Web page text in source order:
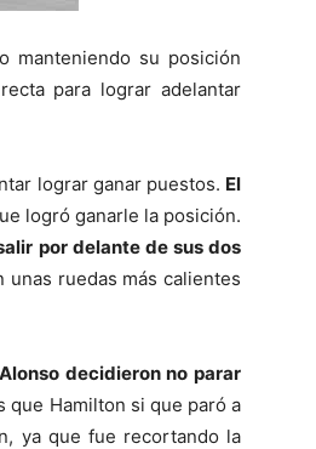
manteniendo su posición
para lograr adelantar
lograr ganar puestos. El
logró ganarle la posición.
por delante de sus dos
ruedas más calientes
decidieron no parar
que Hamilton si que paró a
ya que fue recortando la